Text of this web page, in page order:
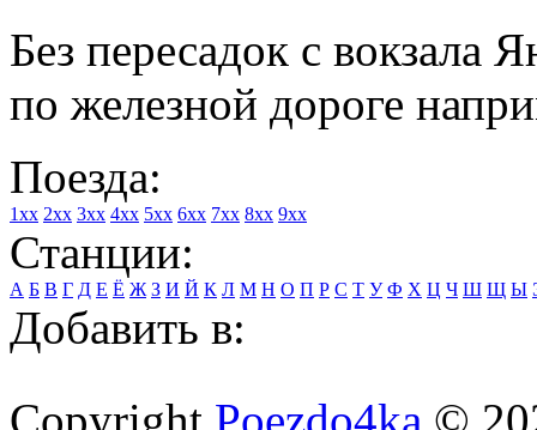
Без пересадок с вокзала
по железной дороге
Поезда:
1xx 2xx 3xx 4xx 5xx 6xx 7xx 8xx 9xx
Станции:
А Б В Г Д Е Ё Ж З И Й К Л М Н О П Р С Т У Ф Х Ц Ч Ш Щ Ы
Добавить в: